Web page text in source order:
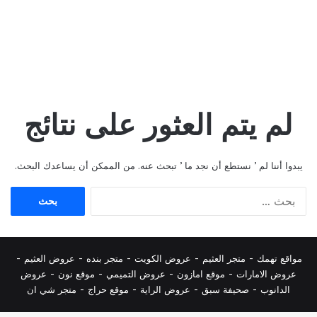
لم يتم العثور على نتائج
يبدوا أننا لم ’ نستطع أن نجد ما ’ تبحث عنه. من الممكن أن يساعدك البحث.
مواقع تهمك - متجر العثيم - عروض الكويت - متجر بنده - عروض العثيم -
عروض الامارات - موقع امازون - عروض التميمي - موقع نون - عروض
الدانوب - صحيفة سبق - عروض الراية - موقع حراج - متجر شي ان